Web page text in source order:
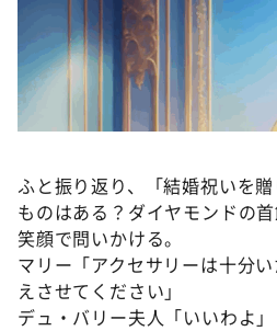
ふと振り返り、「結婚祝いを
ものはある？ダイヤモンドの
笑顔で問いかける。
マリー「アクセサリーは十分
えさせてください」
デュ・バリー夫人「いいわよ」